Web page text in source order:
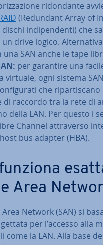
ri­don­dan­te
(Redundant Array of
dischi in­di­pen­den­ti) che
un drive logico.
una SAN anche le tape
per garantire una
virtuale, ogni sistema
che ri­par­ti­sca­no
di raccordo tra la rete di
della LAN. Per questo i
Channel at­tra­ver­so
bus adapter (HBA).
Area
Area Network (SAN) si
per l’accesso alla
come la LAN. Alla base